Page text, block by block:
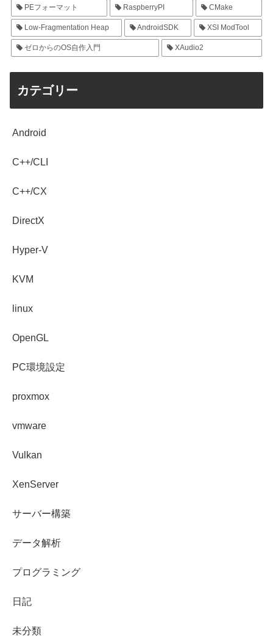
PEフォーマット RaspberryPI CMake
Low-Fragmentation Heap AndroidSDK XSI ModTool
ゼロからのOS自作入門 XAudio2
カテゴリー
Android
C++/CLI
C++/CX
DirectX
Hyper-V
KVM
linux
OpenGL
PC環境設定
proxmox
vmware
Vulkan
XenServer
サーバー構築
データ解析
プログラミング
日記
未分類